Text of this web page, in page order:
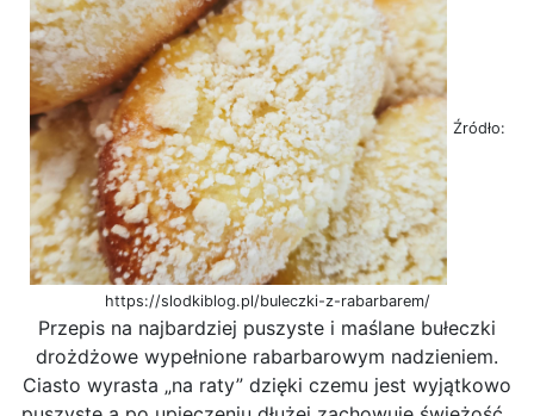
Źródło:
https://slodkiblog.pl/buleczki-z-rabarbarem/
Przepis na najbardziej puszyste i maślane bułeczki
drożdżowe wypełnione rabarbarowym nadzieniem.
Ciasto wyrasta „na raty” dzięki czemu jest wyjątkowo